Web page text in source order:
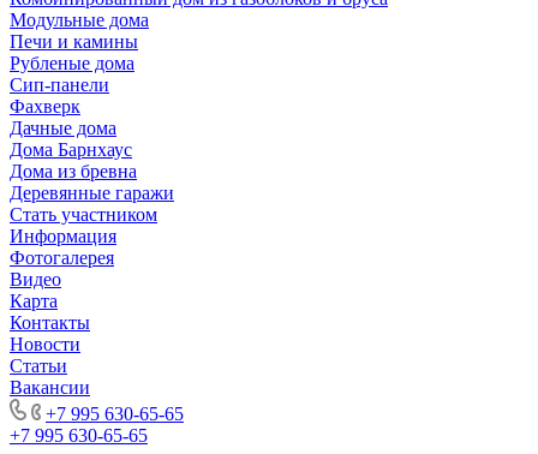
Модульные дома
Печи и камины
Рубленые дома
Сип-панели
Фахверк
Дачные дома
Дома Барнхаус
Дома из бревна
Деревянные гаражи
Стать участником
Информация
Фотогалерея
Видео
Карта
Контакты
Новости
Статьи
Вакансии
+7 995 630-65-65
+7 995 630-65-65